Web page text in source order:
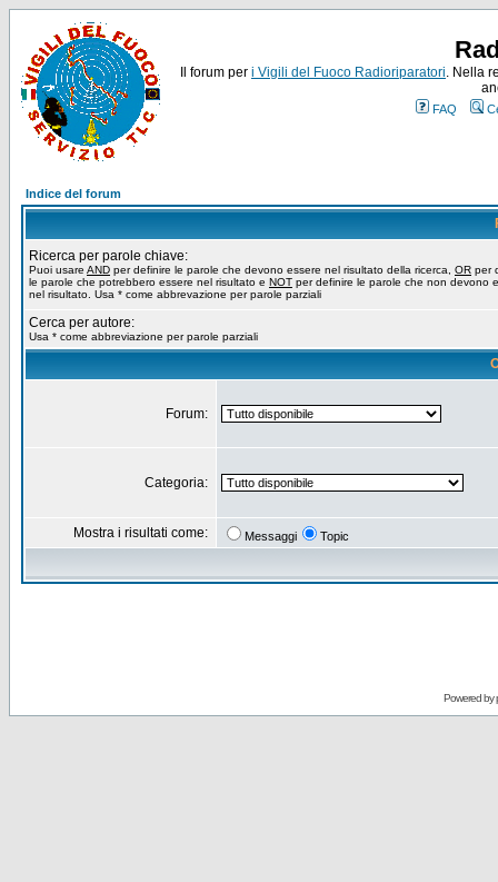
Il forum per i Vigili del Fuoco Radioriparatori. Nella
FAQ
Indice del forum
Ricerca per parole chiave:
Puoi usare AND per definire le parole che devono essere nel risultato della ricerca, OR per
le parole che potrebbero essere nel risultato e NOT per definire le parole che non devono
nel risultato. Usa * come abbrevazione per parole parziali
Cerca per autore:
Usa * come abbreviazione per parole parziali
Forum:
Categoria:
Mostra i risultati come: Messaggi Topic
Powered by